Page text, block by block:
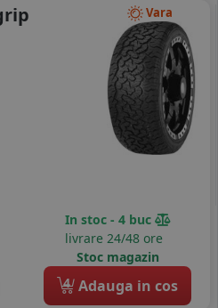
Vara
In stoc - 4 buc
livrare 24/48 ore
Stoc magazin
4 Adauga in cos